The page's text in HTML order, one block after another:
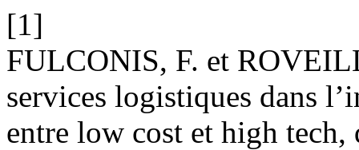
[1]
FULCONIS, F. et
services logistiques dans
entre low cost et high tech,